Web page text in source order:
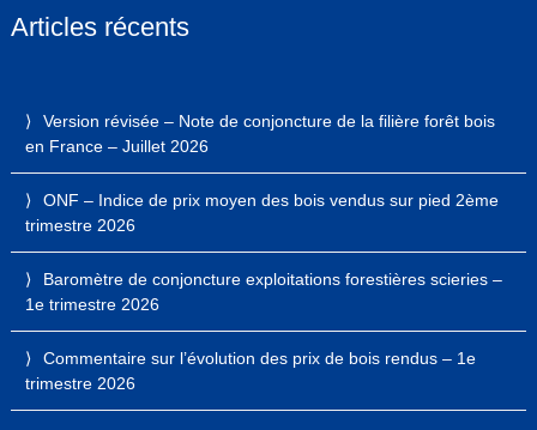
Articles récents
Version révisée – Note de conjoncture de la filière forêt bois
en France – Juillet 2026
ONF – Indice de prix moyen des bois vendus sur pied 2ème
trimestre 2026
Baromètre de conjoncture exploitations forestières scieries –
1e trimestre 2026
Commentaire sur l’évolution des prix de bois rendus – 1e
trimestre 2026